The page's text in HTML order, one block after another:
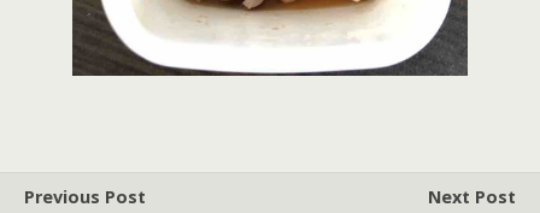
Previous Post
Next Post